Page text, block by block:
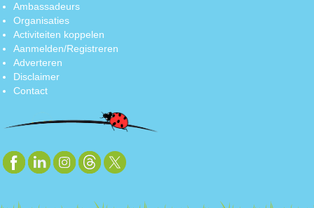
Ambassadeurs
Organisaties
Activiteiten koppelen
Aanmelden/Registreren
Adverteren
Disclaimer
Contact